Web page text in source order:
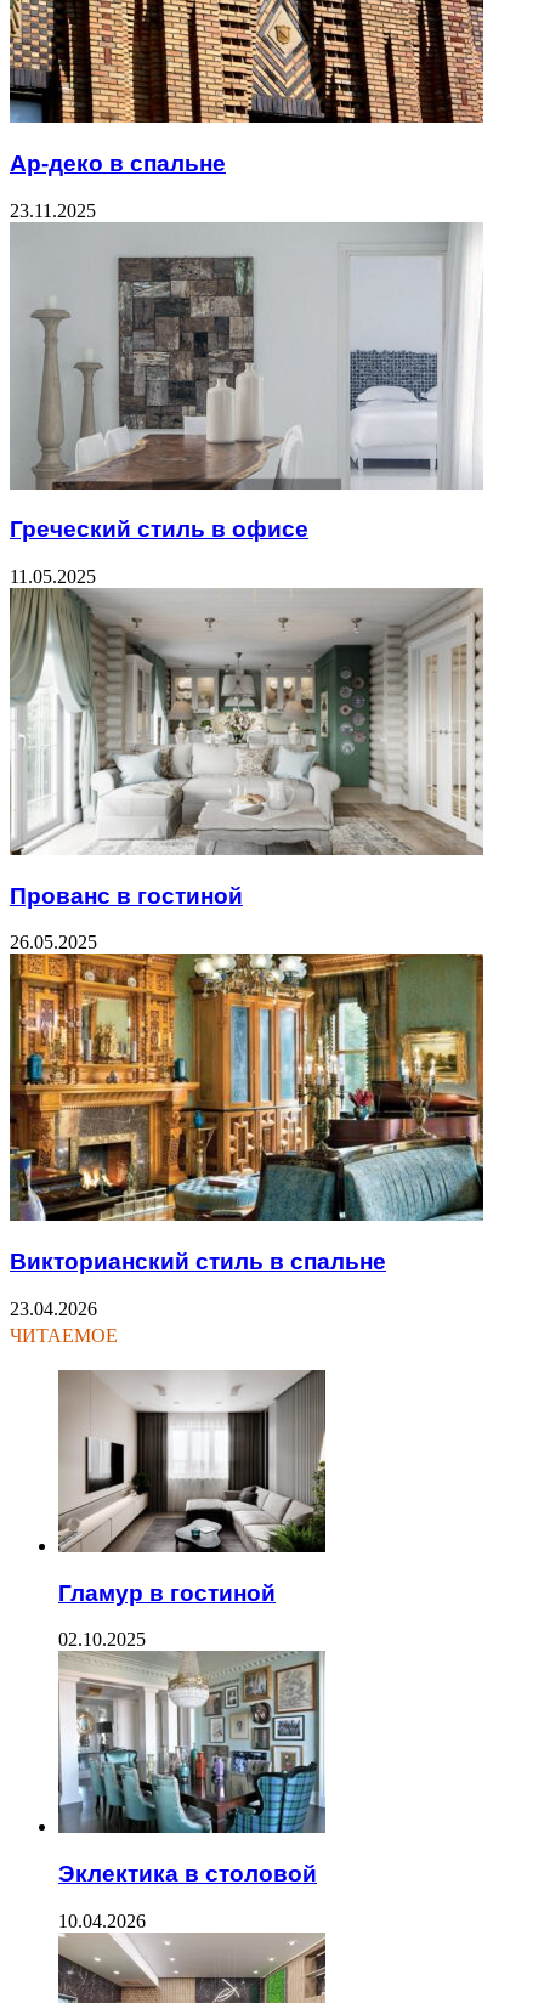
Ар-деко в спальне
23.11.2025
Греческий стиль в офисе
11.05.2025
Прованс в гостиной
26.05.2025
Викторианский стиль в спальне
23.04.2026
ЧИТАЕМОЕ
Гламур в гостиной
02.10.2025
Эклектика в столовой
10.04.2026